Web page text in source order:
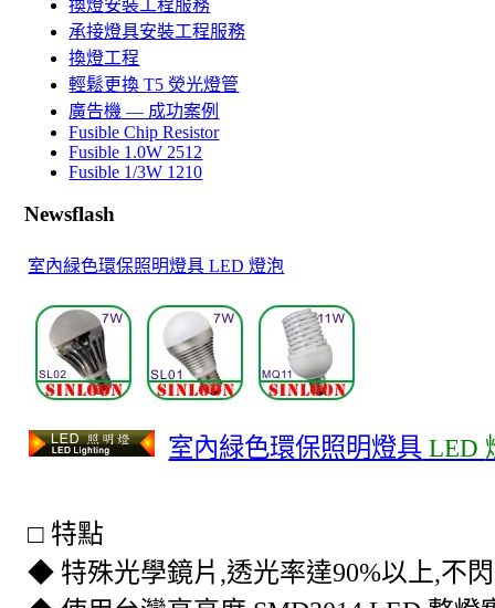
換燈安裝工程服務
承接燈具安裝工程服務
換燈工程
輕鬆更換 T5 熒光燈管
廣告機 — 成功案例
Fusible Chip Resistor
Fusible 1.0W 2512
Fusible 1/3W 1210
Newsflash
室內緑色環保照明燈具 LED 燈泡
室內緑色環保照明燈具 LED
□ 特點
◆ 特殊光學鏡片 ,透光率達90%以上,不